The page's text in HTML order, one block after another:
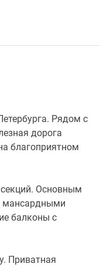
Рядом с
дорога
благоприятном
Основным
мансардными
балконы с
Приватная